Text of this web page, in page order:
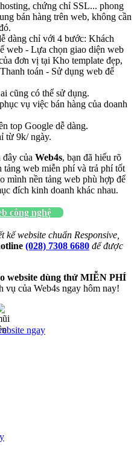
chứng chỉ SSL... phong
bán hàng trên web, không cần
dàng chỉ với 4 bước: Khách
web - Lựa chọn giao diện web
đơn vị tại Kho template đẹp,
toán - Sử dụng web để
cũng có thể sử dụng.
vụ việc bán hàng của doanh
top Google dễ dàng.
từ 9k/ ngày.
đây của Web4s, bạn đã hiểu rõ
tảng web miễn phí và trả phí tốt
mình nền tảng web phù hợp để
đích kinh doanh khác nhau.
công nghệ
website chuẩn Responsive,
(028) 7308 6680 để được
website dùng thử MIỄN PHÍ
vụ của Web4s ngay hôm nay!
ngay